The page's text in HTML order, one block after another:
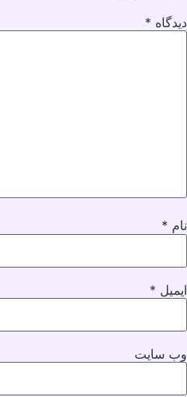
دیدگاه *
نام *
ایمیل *
وب‌ سایت